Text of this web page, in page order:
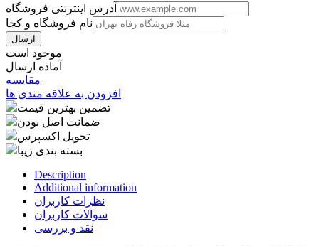
آدرس اینترنتی فروشگاه
نام فروشگاه و کجا
موجود است
آماده ارسال
مقایسه
افزودن به علاقه مندی ها
تضمین بهترین قیمت
ضمانت اصل بودن
تحویل اکسپرس
بسته بندی زیبا
Description
Additional information
نظرات کاربران
سوالات کاربران
نقد و بررسی